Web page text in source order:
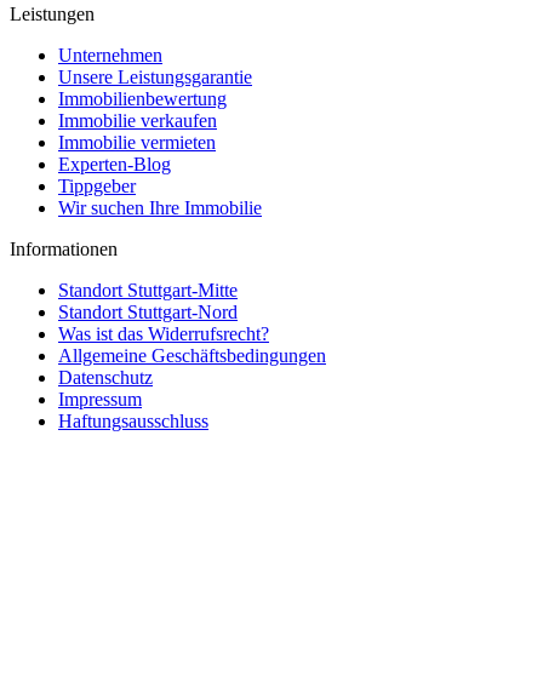
Leistungen
Unternehmen
Unsere Leistungsgarantie
Immobilienbewertung
Immobilie verkaufen
Immobilie vermieten
Experten-Blog
Tippgeber
Wir suchen Ihre Immobilie
Informationen
Standort Stuttgart-Mitte
Standort Stuttgart-Nord
Was ist das Widerrufsrecht?
Allgemeine Geschäftsbedingungen
Datenschutz
Impressum
Haftungsausschluss